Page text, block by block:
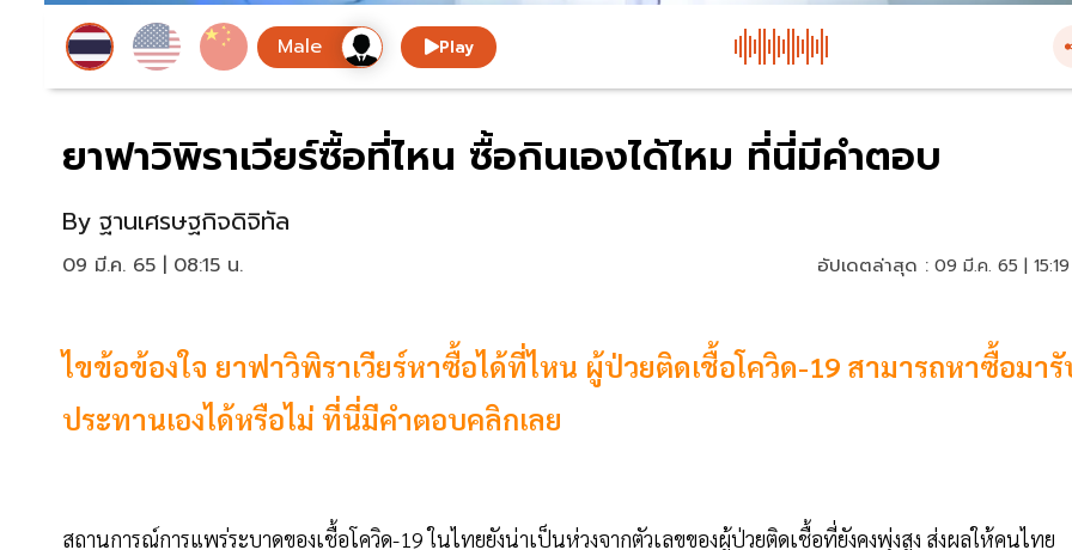
Play
ยาฟาวิพิราเวียร์ซื้อที่ไหน ซื้อกินเองได้ไหม ที่นี่มีคำตอบ
By ฐานเศรษฐกิจดิจิทัล
09 มี.ค. 65 | 08:15 น. อัปเดตล่าสุด : 09 มี.ค. 65 |
ไขข้อข้องใจ ยาฟาวิพิราเวียร์หาซื้อได้ที่ไหน ผู้ป่วยติดเชื้อโควิด-19 สามารถหาซื้อมา
ประทานเองได้หรือไม่ ที่นี่มีคำตอบคลิกเลย
สถานการณ์การแพร่ระบาดของเชื้อโควิด-19 ในไทยยังน่าเป็นห่วงจากตัวเลขของผู้ป่วยติดเชื้อที่ยังคงพุ่งสูง ส่งผลให้คนไทย